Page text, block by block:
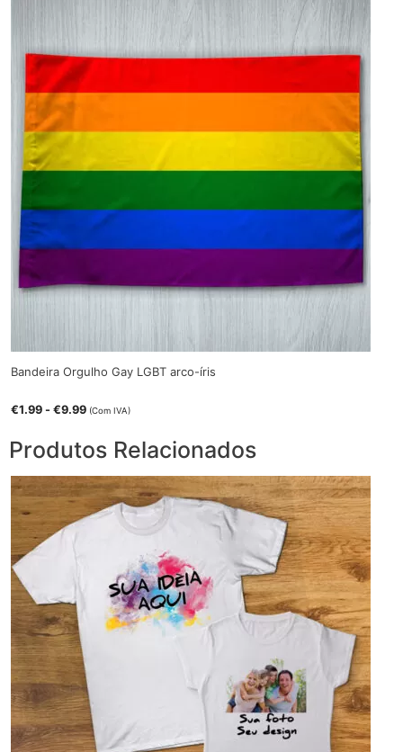
Bandeira Orgulho Gay LGBT arco-íris
€1.99 -€9.99 (Com IVA)
Produtos Relacionados